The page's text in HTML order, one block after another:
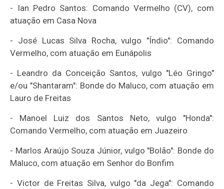
- Ian Pedro Santos: Comando Vermelho (CV), com
atuação em Casa Nova
- José Lucas Silva Rocha, vulgo "Índio": Comando
Vermelho, com atuação em Eunápolis
- Leandro da Conceição Santos, vulgo "Léo Gringo"
e/ou "Shantaram": Bonde do Maluco, com atuação em
Lauro de Freitas
- Manoel Luiz dos Santos Neto, vulgo "Honda":
Comando Vermelho, com atuação em Juazeiro
- Marlos Araújo Souza Júnior, vulgo "Bolão": Bonde do
Maluco, com atuação em Senhor do Bonfim
- Victor de Freitas Silva, vulgo "da Jega": Comando